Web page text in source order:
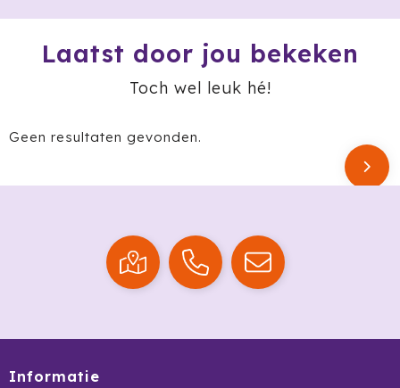
Klean Kanteen
Kodak
Krossland
Larq
Laatst door jou bekeken
Toch wel leuk hé!
Geen resultaten gevonden.
Informatie